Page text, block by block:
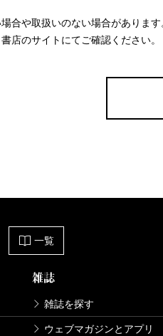
合や取扱いのない場合があります
店のサイトにてご確認ください。
一覧
雑誌
雑誌を探す
ウェブマガジンとアプリ